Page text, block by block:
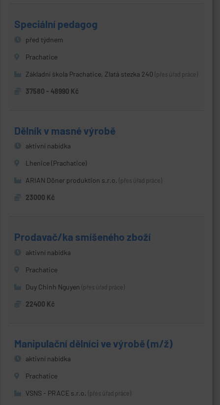
Speciální pedagog
před týdnem
Prachatice
Základní škola Prachatice, Zlatá stezka 240 (přes úřad práce)
37580 - 48990 Kč
Dělník v masné výrobě
aktivní nabídka
Lhenice (Prachatice)
ARIAN Döner produktion s.r.o. (přes úřad práce)
23000 Kč
Prodavač/ka smíšeného zboží
aktivní nabídka
Prachatice
Duy Chinh Nguyen (přes úřad práce)
22400 Kč
Manipulační dělníci ve výrobě (m/ž)
aktivní nabídka
Prachatice
VSNS - PRACE s.r.o. (přes úřad práce)